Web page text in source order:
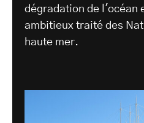
dégradation de l'océan
ambitieux traité des
haute mer.